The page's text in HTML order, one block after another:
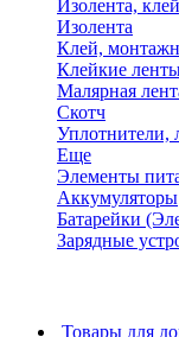
Изолента,
Изолента
Клей,
Клейкие
Малярная
Скотч
Уплотнители,
Еще
Элементы
Аккумуляторы
Батарейки
Зарядные
Товары для